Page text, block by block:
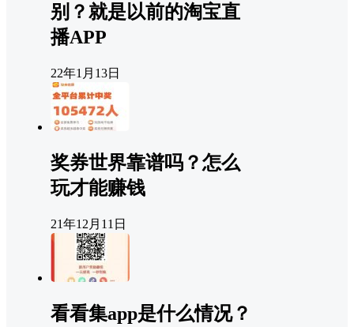
别？就是以前的淘宝直
播APP
22年1月13日
奖券世界靠谱吗？怎么
玩才能赚钱
21年12月11日
看看集app是什么情况？